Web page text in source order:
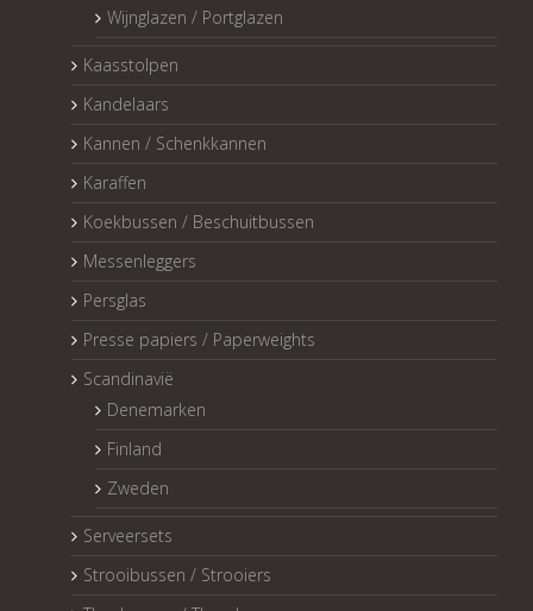
Wijnglazen / Portglazen
Kaasstolpen
Kandelaars
Kannen / Schenkkannen
Karaffen
Koekbussen / Beschuitbussen
Messenleggers
Persglas
Presse papiers / Paperweights
Scandinavië
Denemarken
Finland
Zweden
Serveersets
Strooibussen / Strooiers